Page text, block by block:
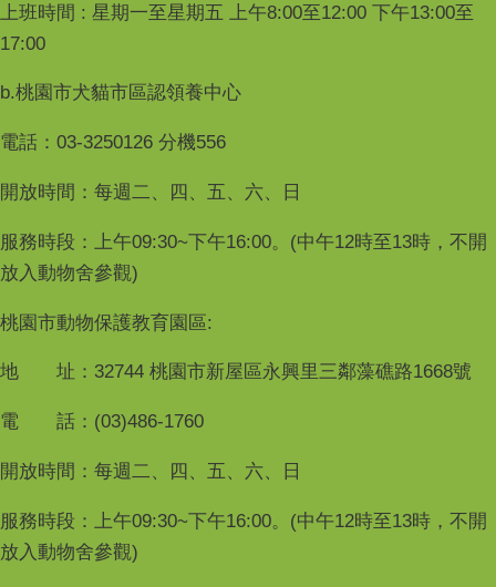
上班時間 : 星期一至星期五 上午8:00至12:00 下午13:00至
17:00
b.桃園市犬貓市區認領養中心
電話：03-3250126 分機556
開放時間：每週二、四、五、六、日
服務時段：上午09:30~下午16:00。(中午12時至13時，不開
放入動物舍參觀)
桃園市動物保護教育園區:
地 址：32744 桃園市新屋區永興里三鄰藻礁路1668號
電 話：(03)486-1760
開放時間：每週二、四、五、六、日
服務時段：上午09:30~下午16:00。(中午12時至13時，不開
放入動物舍參觀)